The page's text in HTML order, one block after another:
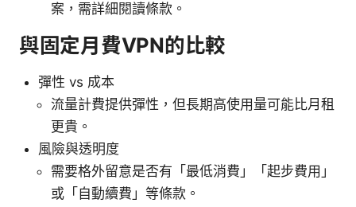
案，需詳細閱讀條款。
與固定月費VPN的比較
彈性 vs 成本
流量計費提供彈性，但長期高使用量可能比月租
更貴。
風險與透明度
需要格外留意是否有「最低消費」「起步費用」
或「自動續費」等條款。